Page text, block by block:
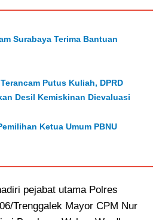
Surabaya Terima Bantuan
Putus Kuliah, DPRD
Desil Kemiskinan Dievaluasi
Ketua Umum PBNU
pejabat utama Polres
Trenggalek Mayor CPM Nur